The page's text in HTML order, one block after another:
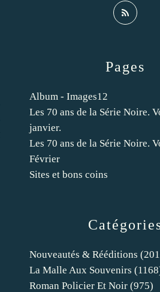
Nouveautés & Rééditions
La Malle Aux Souvenirs
Roman Policier Et Noir (975)
Pages
Album - Images12
Les 70 ans de la Série Noire.
janvier.
Les 70 ans de la Série Noire.
Février
Sites et bons coins